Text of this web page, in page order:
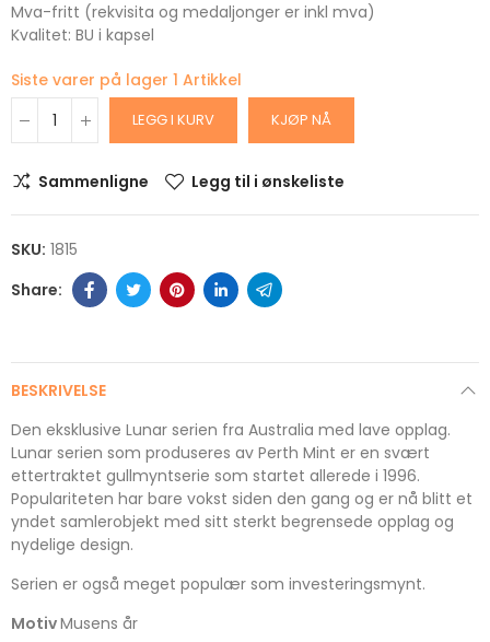
Mva-fritt (rekvisita og medaljonger er inkl mva)
Kvalitet: BU i kapsel
Siste varer på lager 1 Artikkel
LEGG I KURV KJØP NÅ
Sammenligne Legg til i ønskeliste
SKU: 1815
BESKRIVELSE
Den eksklusive Lunar serien fra Australia med lave opplag.
Lunar serien som produseres av Perth Mint er en svært
ettertraktet gullmyntserie som startet allerede i 1996.
Populariteten har bare vokst siden den gang og er nå blitt et
yndet samlerobjekt med sitt sterkt begrensede opplag og
nydelige design.
Serien er også meget populær som investeringsmynt.
MotivMusens år